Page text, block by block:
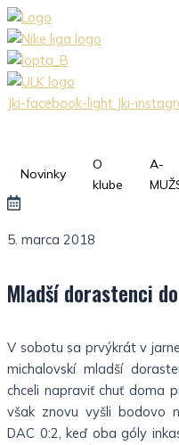
Preskočiť
na
obsah
Jki-facebook-light Jki-
Novinky
O
klube
A-
5. marca 2018
Mladší dorastenci
V sobotu sa prvýkrát v
michalovskí mladší
chceli napraviť chuť doma
však znovu vyšli bodovo
DAC 0:2, keď oba góly